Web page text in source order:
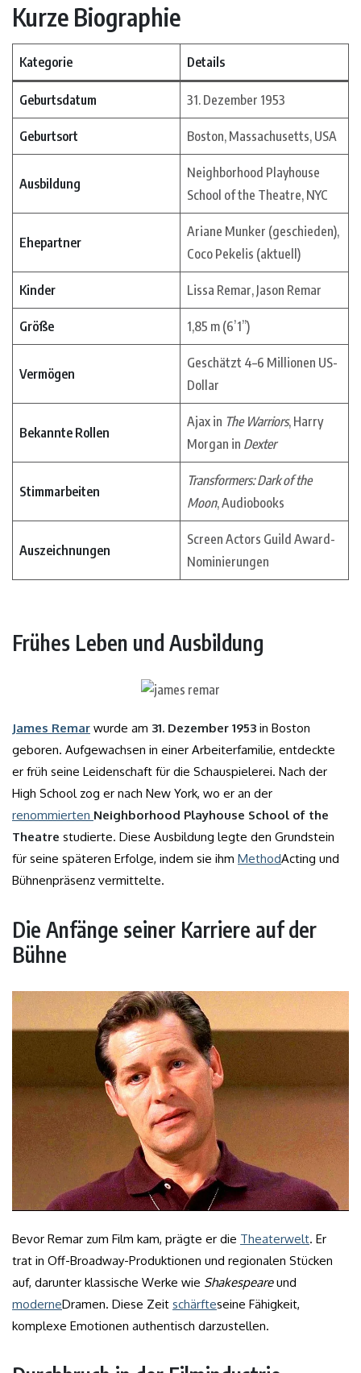
Kurze Biographie
Kategorie Details
Geburtsdatum 31. Dezember 1953
Geburtsort Boston, Massachusetts, USA
Ausbildung
Neighborhood Playhouse
School of the Theatre, NYC
Ehepartner
Ariane Munker (geschieden),
Coco Pekelis (aktuell)
Kinder Lissa Remar, Jason Remar
Größe 1,85 m (6’1”)
Vermögen
Geschätzt 4–6 Millionen US-
Dollar
Bekannte Rollen
Ajax in The Warriors, Harry
Morgan in Dexter
Stimmarbeiten
Transformers: Dark of the
Moon, Audiobooks
Auszeichnungen
Screen Actors Guild Award-
Nominierungen
Frühes Leben und Ausbildung
James Remar wurde am 31. Dezember 1953 in Boston
geboren. Aufgewachsen in einer Arbeiterfamilie, entdeckte
er früh seine Leidenschaft für die Schauspielerei. Nach der
High School zog er nach New York, wo er an der
renommierten Neighborhood Playhouse School of the
Theatre studierte. Diese Ausbildung legte den Grundstein
für seine späteren Erfolge, indem sie ihm MethodActing und
Bühnenpräsenz vermittelte.
Die Anfänge seiner Karriere auf der
Bühne
Bevor Remar zum Film kam, prägte er die Theaterwelt. Er
trat in Off-Broadway-Produktionen und regionalen Stücken
auf, darunter klassische Werke wie Shakespeareund
moderneDramen. Diese Zeit schärfteseine Fähigkeit,
komplexe Emotionen authentisch darzustellen.